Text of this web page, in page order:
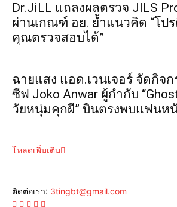
Dr.JiLL แถลงผลตรวจ JILS
ผ่านเกณฑ์ อย. ย้ำแนวคิด “โ
คุณตรวจสอบได้”
ฉายแสง แอด.เวนเจอร์ จัดกิจ
ซีฟ Joko Anwar ผู้กำกับ
วัยหนุ่มคุกผี” บินตรงพบแฟนห
โหลดเพิ่มเติม
ติดต่อเรา: 3tingbt@gmail.com